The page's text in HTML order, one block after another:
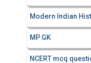
Modern Indian
MP GK
NCERT mcq